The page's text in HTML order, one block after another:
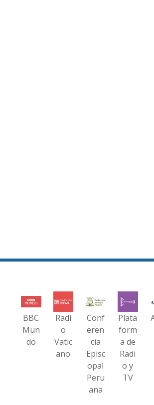
BBC
Mun
do
Radi
o
Vatic
ano
Conf
eren
cia
Episc
opal
Peru
ana
Plata
form
a de
Radi
o y
TV